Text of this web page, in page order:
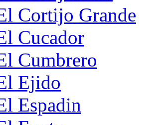
Cortijo Grande
Cucador
Cumbrero
Ejido
Espadin